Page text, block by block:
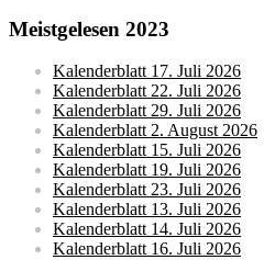
Meistgelesen 2023
Kalenderblatt 17. Juli 2026
Kalenderblatt 22. Juli 2026
Kalenderblatt 29. Juli 2026
Kalenderblatt 2. August 2026
Kalenderblatt 15. Juli 2026
Kalenderblatt 19. Juli 2026
Kalenderblatt 23. Juli 2026
Kalenderblatt 13. Juli 2026
Kalenderblatt 14. Juli 2026
Kalenderblatt 16. Juli 2026